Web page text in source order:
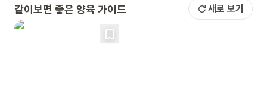
같이보면 좋은 양육 가이드 새로 보기